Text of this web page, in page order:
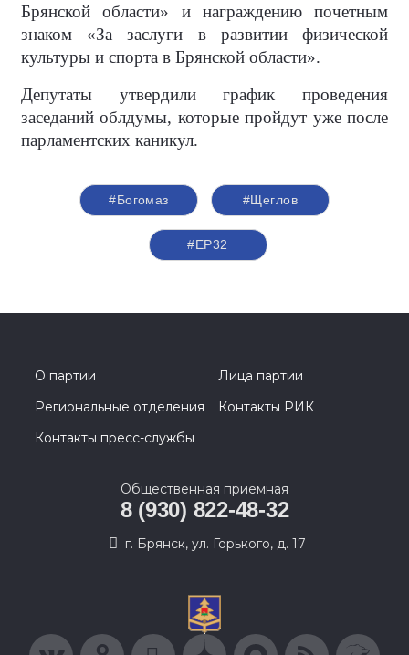
Брянской области» и награждению почетным
знаком «За заслуги в развитии физической
культуры и спорта в Брянской области».
Депутаты утвердили график проведения
заседаний облдумы, которые пройдут уже после
парламентских каникул.
#Богомаз #Щеглов
#ЕР32
О партии
Лица партии
Региональные отделения
Контакты РИК
Контакты пресс-службы
Общественная приемная
8 (930) 822-48-32
г. Брянск, ул. Горького, д. 17